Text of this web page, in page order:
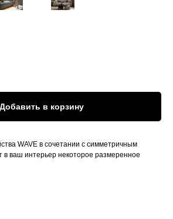
Добавить в корзину
WAVE в сочетании c симметричным
в ваш интерьер некоторое размеренное